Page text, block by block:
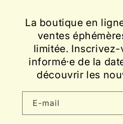
La boutique en
ventes
limitée.
informé·e de la
découvrir les
E-mail